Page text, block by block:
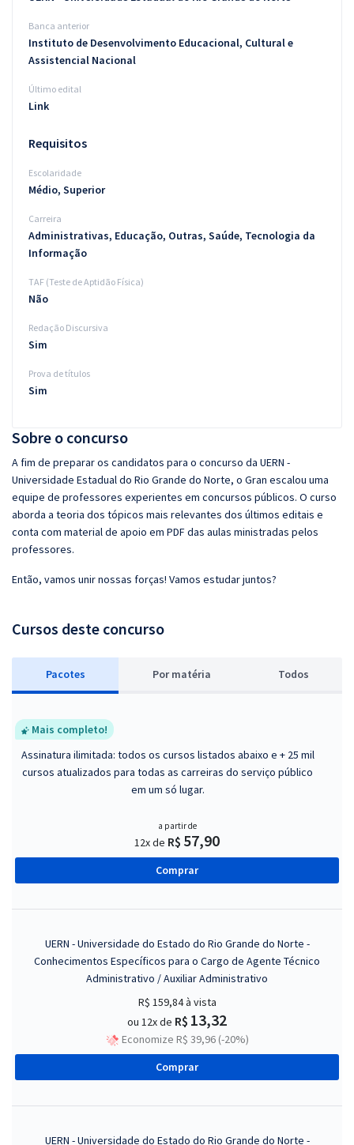
Atendimento
Sobre o concurso
A fim de preparar os candidatos para o concurso da UERN -
Universidade Estadual do Rio Grande do Norte, o Gran escalou uma
equipe de professores experientes em concursos públicos. O curso
aborda a teoria dos tópicos mais relevantes dos últimos editais e
conta com material de apoio em PDF das aulas ministradas pelos
professores.
Então, vamos unir nossas forças! Vamos estudar juntos?
Cursos deste concurso
Pacotes Por matéria Todos
Mais completo!
Assinatura ilimitada: todos os cursos listados abaixo e + 25 mil
cursos atualizados para todas as carreiras do serviço público
em um só lugar.
a partir de
12x de R$ 57,90
Comprar
UERN - Universidade do Estado do Rio Grande do Norte -
Conhecimentos Específicos para o Cargo de Agente Técnico
Administrativo / Auxiliar Administrativo
R$ 159,84à vista
ou 12x de R$ 13,32
Economize R$ 39,96 (-20%)
Comprar
UERN - Universidade do Estado do Rio Grande do Norte -
Banca anterior
Instituto de Desenvolvimento Educacional, Cultural e
Assistencial Nacional
Último edital
Link
Requisitos
Escolaridade
Médio, Superior
Carreira
Administrativas, Educação, Outras, Saúde, Tecnologia da
Informação
TAF (Teste de Aptidão Física)
Não
Redação Discursiva
Sim
Prova de títulos
Sim